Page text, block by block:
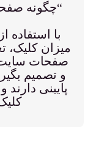
با استفاده
میزان کلیک،
صفحات سایت
پایینی دارند